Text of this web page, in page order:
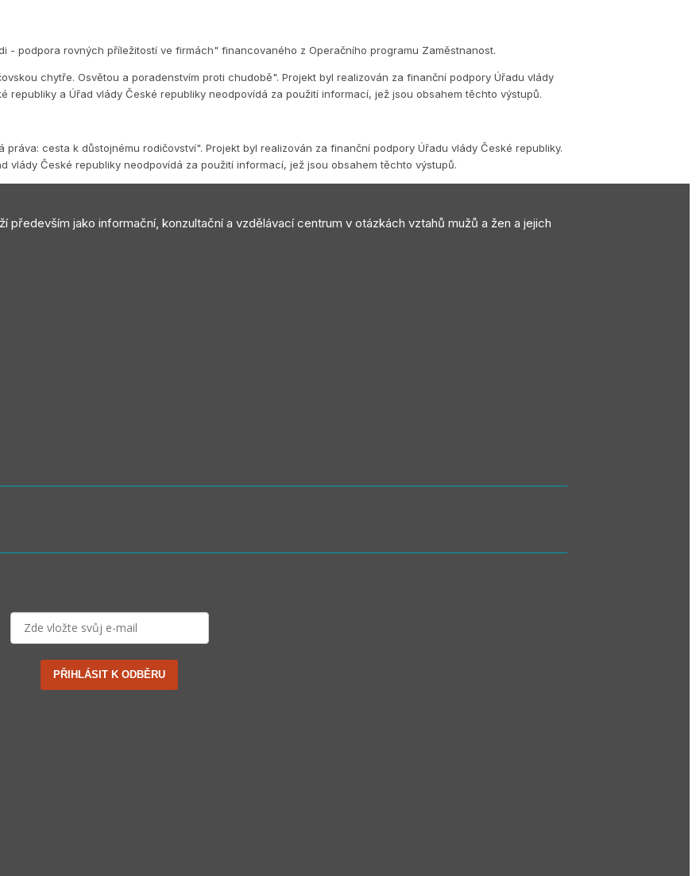
podpora rovných příležitostí ve firmách" financovaného z Operačního programu Zaměstnanost.
chytře. Osvětou a poradenstvím proti chudobě". Projekt byl realizován za finanční podpory Úřadu vlády
republiky a Úřad vlády České republiky neodpovídá za použití informací, jež jsou obsahem těchto výstupů.
cesta k důstojnému rodičovství". Projekt byl realizován za finanční podpory Úřadu vlády České republiky.
vlády České republiky neodpovídá za použití informací, jež jsou obsahem těchto výstupů.
především jako informační, konzultační a vzdělávací centrum v otázkách vztahů mužů a žen a jejich
PŘIHLÁSIT K ODBĚRU